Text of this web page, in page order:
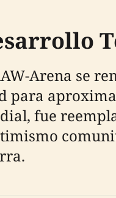
Arena se
para
fue